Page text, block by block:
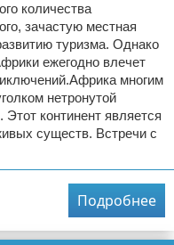
количества
зачастую местная
туризма. Однако
ежегодно влечет
многим
нетронутой
континент является
существ. Встречи с
Подробнее